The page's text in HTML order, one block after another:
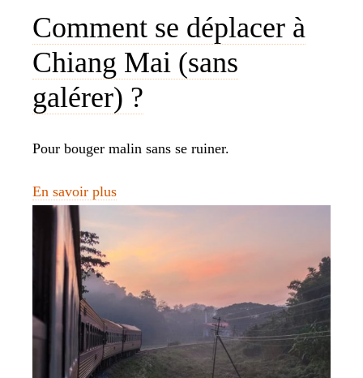
Comment se déplacer à
Chiang Mai (sans
galérer) ?
Pour bouger malin sans se ruiner.
En savoir plus